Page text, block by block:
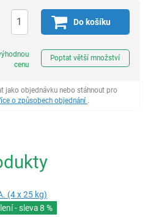
Do košíku
cenu
Poptat větší množství
jako objednávku nebo stáhnout pro
o způsobech objednání .
(4 x 25 kg)
- sleva8 %